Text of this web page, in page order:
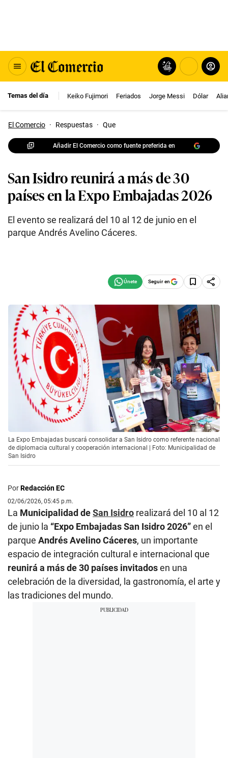
Temas del día Keiko Fujimori Feriados Jorge Messi Dólar
El Comercio · Respuestas · Que
Añadir El Comercio como fuente preferida en
San Isidro reunirá a más de 30
países en la Expo Embajadas 2026
El evento se realizará del 10 al 12 de junio en el
parque Andrés Avelino Cáceres.
Seguir en
La Expo Embajadas buscará consolidar a San Isidro como referente nacional
de diplomacia cultural y cooperación internacional | Foto: Municipalidad de
San Isidro
PorRedacción EC
02/06/2026, 05:45 p.m.
La Municipalidad deSan Isidro realizará del 10 al 12
de junio la “Expo Embajadas San Isidro 2026”en el
parque Andrés Avelino Cáceres, un importante
espacio de integración cultural e internacional que
reunirá a más de 30 países invitadosen una
celebración de la diversidad, la gastronomía, el arte y
las tradiciones del mundo.